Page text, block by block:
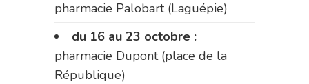
pharmacie Palobart (Laguépie)
du 16 au 23 octobre :
pharmacie Dupont (place de la
République)